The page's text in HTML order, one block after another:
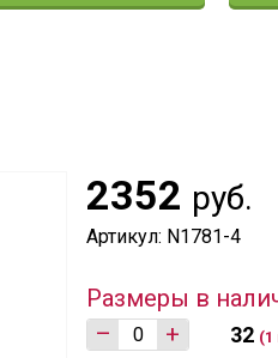
2352 руб.
Артикул: N1781-4
Размеры в
–
+ 32 (1